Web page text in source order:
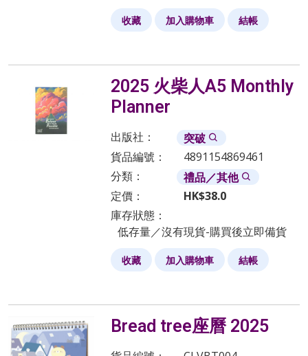
收藏 加入購物車 結帳
2025 火柴人A5 Monthly
Planner
出版社：
突破
貨品編號：
4891154869461
分類：
禮品／其他
定價：
HK$38.0
庫存狀態：
低存量／沒有現貨-購買後立即備貨
收藏 加入購物車 結帳
Bread tree座曆 2025